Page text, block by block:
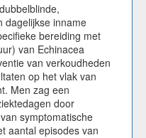
dagelijkse inname
bereiding met
van Echinacea
van verkoudheden
op het vlak van
Men zag een
door
symptomatische
aantal episodes van